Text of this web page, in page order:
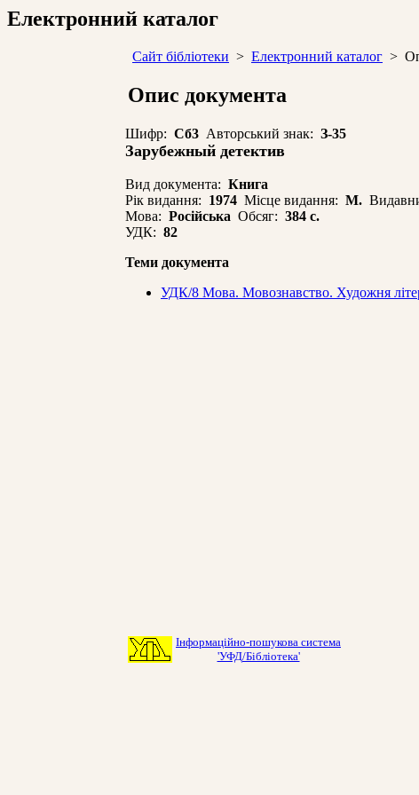
Електронний каталог
Сайт бібліотеки > Електронний каталог >
Опис документа
Шифр: Сб3 Авторський знак: З-35
Зарубежный детектив
Вид документа: Книга
Рік видання: 1974 Місце видання: М.
Мова: Російська Обсяг: 384 с.
УДК: 82
Теми документа
УДК/8 Мова. Мовознавство. Художня
Інформаційно-пошукова система
'УФД/Бібліотека'